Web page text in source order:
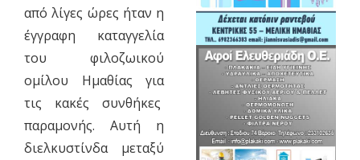
από λίγες ώρες ήταν η
έγγραφη καταγγελία
του φιλοζωικού
ομίλου Ημαθίας για
τις κακές συνθήκες
παραμονής. Αυτή η
διελκυστίνδα μεταξύ